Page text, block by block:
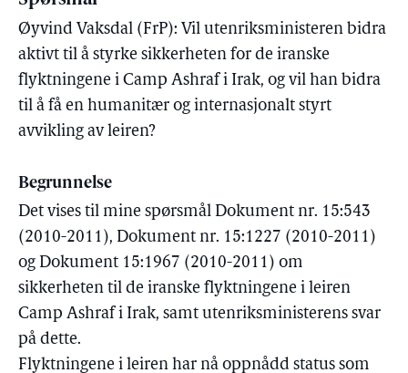
Øyvind Vaksdal (FrP): Vil utenriksministeren bidra
aktivt til å styrke sikkerheten for de iranske
flyktningene i Camp Ashraf i Irak, og vil han bidra
til å få en humanitær og internasjonalt styrt
avvikling av leiren?
Begrunnelse
Det vises til mine spørsmål Dokument nr. 15:543
(2010-2011), Dokument nr. 15:1227 (2010-2011)
og Dokument 15:1967 (2010-2011) om
sikkerheten til de iranske flyktningene i leiren
Camp Ashraf i Irak, samt utenriksministerens svar
på dette.
Flyktningene i leiren har nå oppnådd status som